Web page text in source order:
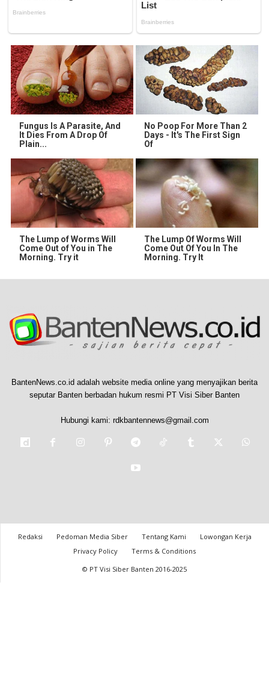
Fungus Is A Parasite, And
It Dies From A Drop Of
Plain...
No Poop For More Than 2
Days - It's The First Sign
Of
The Lump of Worms Will
Come Out of You in The
Morning. Try it
The Lump Of Worms Will
Come Out Of You In The
Morning. Try It
BantenNews.co.id adalah website media online yang menyajikan berita
seputar Banten berbadan hukum resmi PT Visi Siber Banten
Hubungi kami: rdkbantennews@gmail.com
Redaksi Pedoman Media Siber Tentang Kami
Lowongan Kerja
Privacy Policy
Terms & Conditions
© PT Visi Siber Banten 2016-2025